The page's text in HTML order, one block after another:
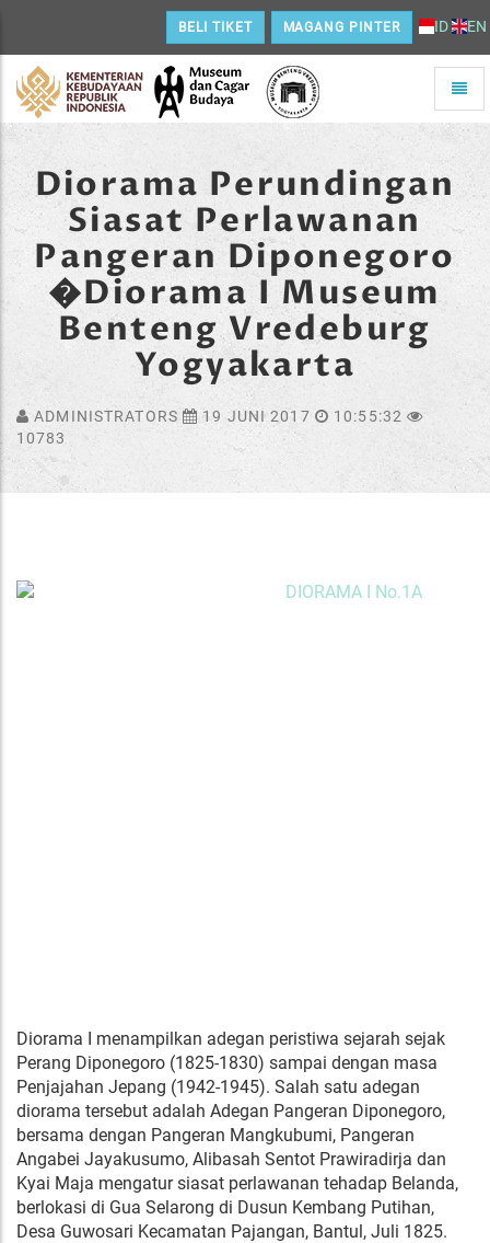
BELI TIKET MAGANG PINTER ID EN
Home
Toggle
Diorama Perundingan
Siasat Perlawanan
Pangeran Diponegoro
�Diorama I Museum
Benteng Vredeburg
Yogyakarta
ADMINISTRATORS 19 JUNI 2017
10:55:32
10783
Diorama I menampilkan adegan peristiwa sejarah sejak
Perang Diponegoro (1825-1830) sampai dengan masa
Penjajahan Jepang (1942-1945). Salah satu adegan
diorama tersebut adalah Adegan Pangeran Diponegoro,
bersama dengan Pangeran Mangkubumi, Pangeran
Angabei Jayakusumo, Alibasah Sentot Prawiradirja dan
Kyai Maja mengatur siasat perlawanan tehadap Belanda,
berlokasi di Gua Selarong di Dusun Kembang Putihan,
Desa Guwosari Kecamatan Pajangan, Bantul, Juli 1825.